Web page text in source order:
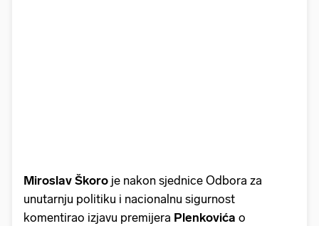
Miroslav Škoro je nakon sjednice Odbora za
unutarnju politiku i nacionalnu sigurnost
komentirao izjavu premijera Plenkovića o